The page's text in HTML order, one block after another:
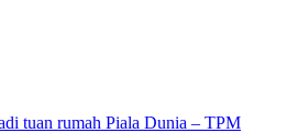
tuan rumah Piala Dunia – TPM